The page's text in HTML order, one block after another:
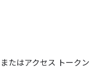
たはアクセス トーク